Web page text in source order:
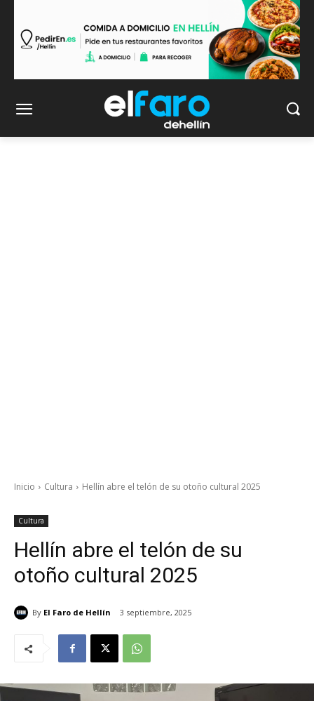
Inicio Cultura Hellín abre el telón de su otoño cultural 2025
Cultura
Hellín abre el telón de su
otoño cultural 2025
By El Faro de Hellín 3 septiembre, 2025